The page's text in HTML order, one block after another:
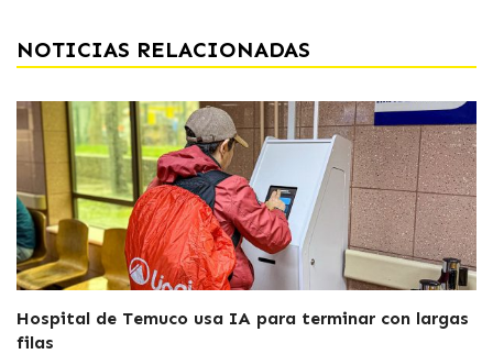
NOTICIAS RELACIONADAS
Hospital de Temuco usa IA para terminar con largas
filas